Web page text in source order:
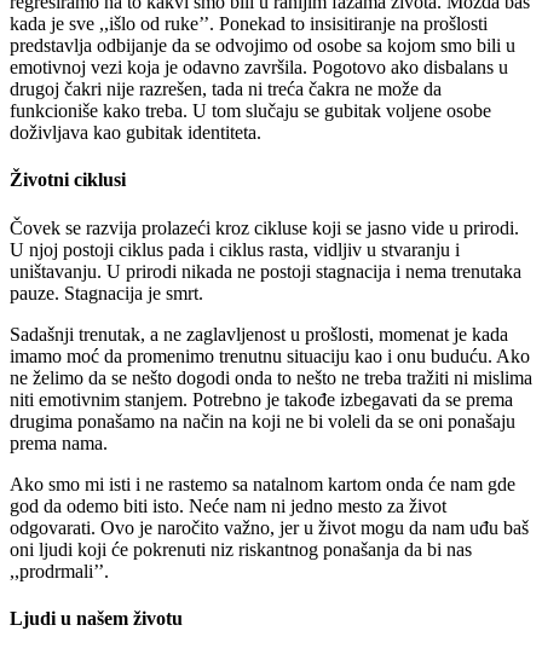
kada je sve ,,išlo od ruke’’. Ponekad to insisitiranje na prošlosti
predstavlja odbijanje da se odvojimo od osobe sa kojom smo bili u
emotivnoj vezi koja je odavno završila. Pogotovo ako disbalans u
drugoj čakri nije razrešen, tada ni treća čakra ne može da
funkcioniše kako treba. U tom slučaju se gubitak voljene osobe
doživljava kao gubitak identiteta.
Životni ciklusi
Čovek se razvija prolazeći kroz cikluse koji se jasno vide u prirodi.
U njoj postoji ciklus pada i ciklus rasta, vidljiv u stvaranju i
uništavanju. U prirodi nikada ne postoji stagnacija i nema trenutaka
pauze. Stagnacija je smrt.
Sadašnji trenutak, a ne zaglavljenost u prošlosti, momenat je kada
imamo moć da promenimo trenutnu situaciju kao i onu buduću. Ako
ne želimo da se nešto dogodi onda to nešto ne treba tražiti ni mislima
niti emotivnim stanjem. Potrebno je takođe izbegavati da se prema
drugima ponašamo na način na koji ne bi voleli da se oni ponašaju
prema nama.
Ako smo mi isti i ne rastemo sa natalnom kartom onda će nam gde
god da odemo biti isto. Neće nam ni jedno mesto za život
odgovarati. Ovo je naročito važno, jer u život mogu da nam uđu baš
oni ljudi koji će pokrenuti niz riskantnog ponašanja da bi nas
,,prodrmali’’.
Ljudi u našem životu